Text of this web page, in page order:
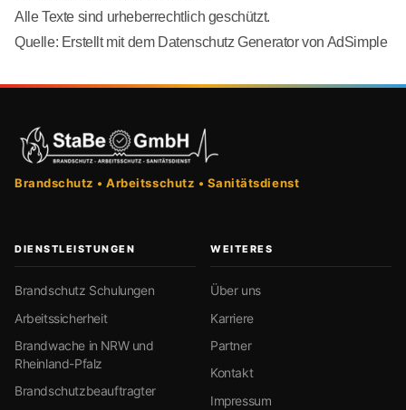
Alle Texte sind urheberrechtlich geschützt.
Quelle: Erstellt mit dem Datenschutz Generatorvon AdSimple
Brandschutz • Arbeitsschutz • Sanitätsdienst
DIENSTLEISTUNGEN
Brandschutz Schulungen
Arbeitssicherheit
Brandwache in NRW und
Rheinland-Pfalz
Brandschutzbeauftragter
WEITERES
Über uns
Karriere
Partner
Kontakt
Impressum